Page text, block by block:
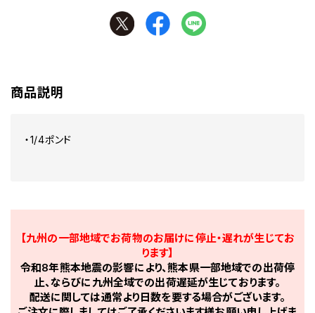
商品説明
・1/4ポンド
【九州の一部地域でお荷物のお届けに停止・遅れが生じてお
ります】
令和8年熊本地震の影響により、熊本県一部地域での出荷停
止、ならびに九州全域での出荷遅延が生じております。
配送に関しては通常より日数を要する場合がございます。